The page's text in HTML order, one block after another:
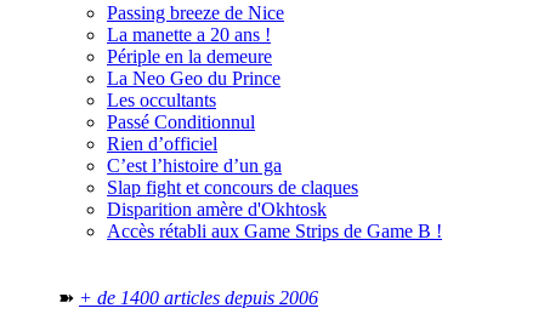
Passing breeze de Nice
La manette a 20 ans !
Périple en la demeure
La Neo Geo du Prince
Les occultants
Passé Conditionnul
Rien d’officiel
C’est l’histoire d’un ga
Slap fight et concours de claques
Disparition amère d'Okhtosk
Accès rétabli aux Game Strips de Game B !
➽ + de 1400 articles depuis 2006